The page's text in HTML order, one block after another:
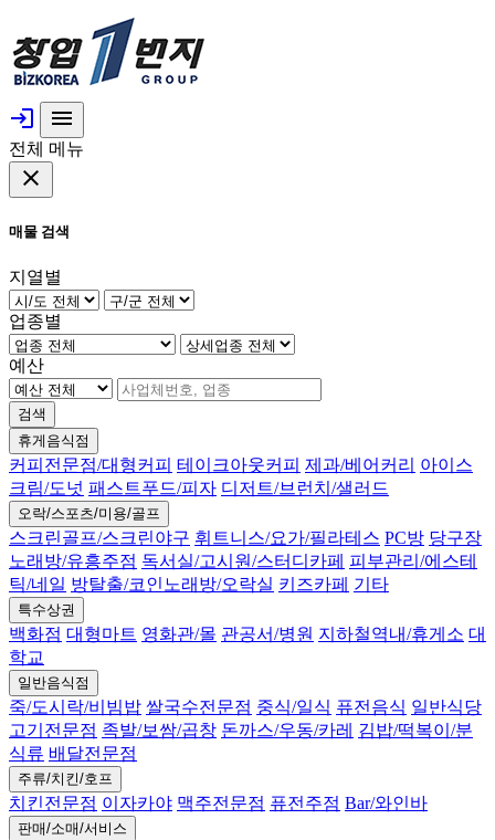
login menu
전체 메뉴
close
매물 검색
지열별
업종별
예산
검색
휴게음식점
커피전문점/대형커피 테이크아웃커피 제과/베어커리 아이스
크림/도넛 패스트푸드/피자 디저트/브런치/샐러드
오락/스포츠/미용/골프
스크린골프/스크린야구 휘트니스/요가/필라테스 PC방 당구장
노래방/유흥주점 독서실/고시원/스터디카페 피부관리/에스테
틱/네일 방탈출/코인노래방/오락실 키즈카페 기타
특수상권
백화점 대형마트 영화관/몰 관공서/병원 지하철역내/휴게소 대
학교
일반음식점
죽/도시락/비빔밥 쌀국수전문점 중식/일식 퓨전음식 일반식당
고기전문점 족발/보쌈/곱창 돈까스/우동/카레 김밥/떡복이/분
식류 배달전문점
주류/치킨/호프
치킨전문점 이자카야 맥주전문점 퓨전주점 Bar/와인바
판매/소매/서비스